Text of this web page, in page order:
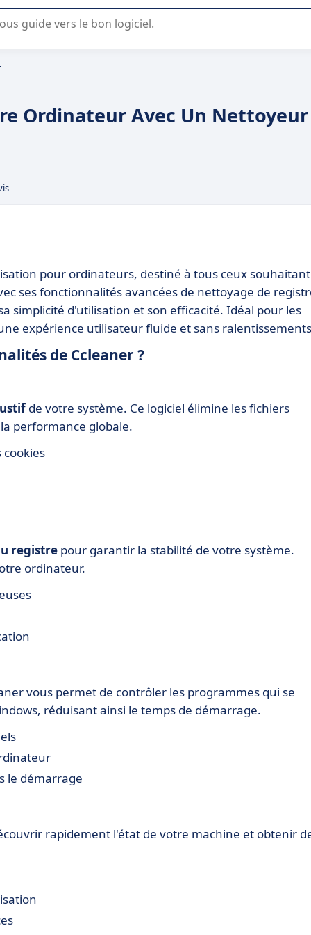
ou la sélection de logiciel SaaS en entreprise.
Ordinateur Avec Un Nettoyeur
pour ordinateurs, destiné à tous ceux souhaitant
ses fonctionnalités avancées de nettoyage de
simplicité d'utilisation et son efficacité. Idéal pour les
expérience utilisateur fluide et sans
de Ccleaner ?
de votre système. Ce logiciel élimine les fichiers
performance globale.
registre pour garantir la stabilité de votre système.
ordinateur.
vous permet de contrôler les programmes qui se
réduisant ainsi le temps de démarrage.
le démarrage
rapidement l'état de votre machine et obtenir